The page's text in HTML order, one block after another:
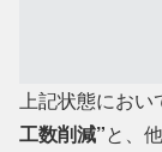
上記状態におい
工数削減”と、